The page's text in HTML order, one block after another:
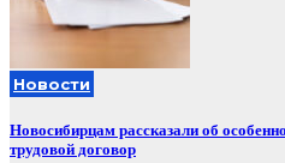
Новости
Новосибирцам рассказали об
трудовой договор